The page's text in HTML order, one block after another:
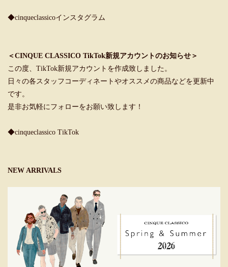
◆cinqueclassicoインスタグラム
＜CINQUE CLASSICO TikTok新規アカウントのお知らせ＞
この度、TikTok新規アカウントを作成致しました。
日々の各スタッフコーディネートやオススメの商品などを更新中
です。
是非お気軽にフォローをお願い致します！
◆cinqueclassico TikTok
NEW ARRIVALS